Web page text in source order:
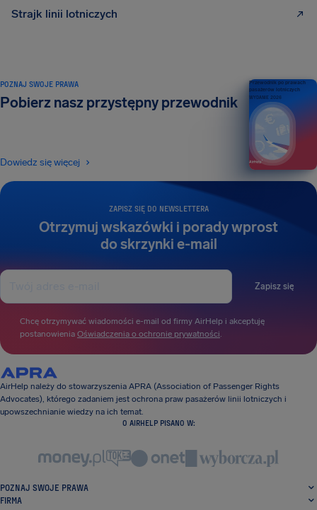
Strajk linii lotniczych
ZAPISZ SIĘ DO NEWSLETTERA
Otrzymuj wskazówki i porady wprost
do skrzynki e-mail
Zapisz się
Chcę otrzymywać wiadomości e-mail od firmy AirHelp i akceptuję
postanowienia Oświadczenia o ochronie prywatności.
POZNAJ SWOJE PRAWA
Pobierz nasz przystępny przewodnik
Dowiedz się więcej
Przewodnik po prawach
pasażerów lotniczych
WYDANIE 2026
AirHelp należy do stowarzyszenia APRA (Association of Passenger Rights
Advocates), którego zadaniem jest ochrona praw pasażerów linii lotniczych i
upowszechnianie wiedzy na ich temat.
O AIRHELP PISANO W:
POZNAJ SWOJE PRAWA
FIRMA